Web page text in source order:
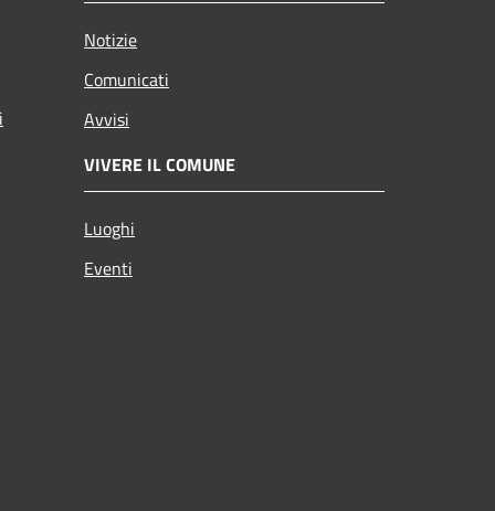
Notizie
Comunicati
Avvisi
VIVERE IL COMUNE
Luoghi
Eventi